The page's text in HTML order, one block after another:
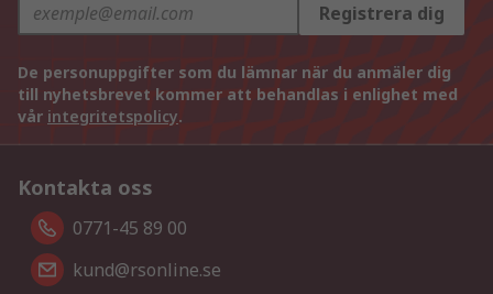
Registrera dig
De personuppgifter som du lämnar när du anmäler dig
till nyhetsbrevet kommer att behandlas i enlighet med
vår integritetspolicy.
Kontakta oss
0771-45 89 00
kund@rsonline.se